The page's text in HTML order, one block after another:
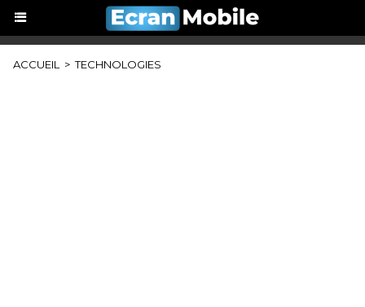
ACCUEIL > TECHNOLOGIES